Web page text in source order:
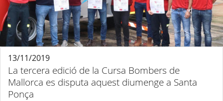
La tercera edició de la Cursa Bombers de
Mallorca es disputa aquest diumenge a Santa
Ponça
13/11/2019